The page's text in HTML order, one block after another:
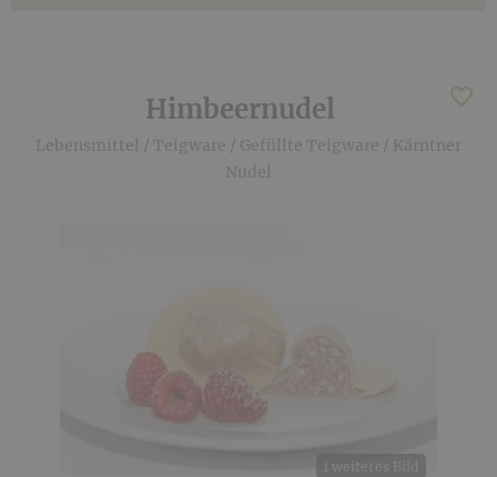
Himbeernudel
Lebensmittel / Teigware / Gefüllte Teigware / Kärntner
Nudel
1 weiteres Bild